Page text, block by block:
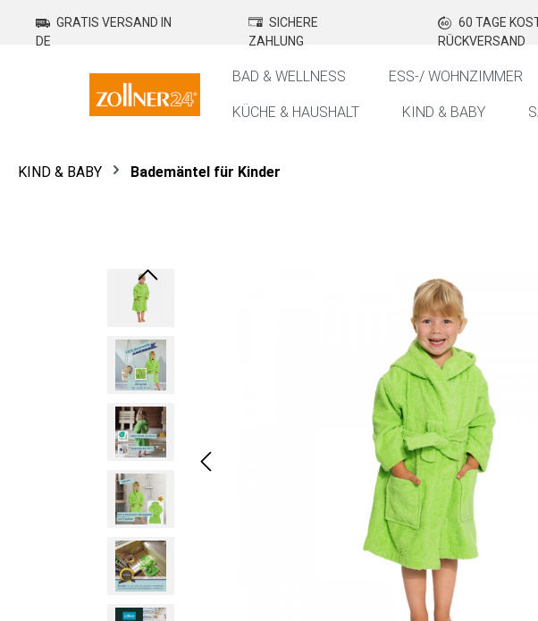
Zur Hauptnavigation springen
GRATIS VERSAND IN
DE
SICHERE
ZAHLUNG
60 TAGE
RÜCKVERSAND
BAD & WELLNESS ESS-/ WOHNZIMMER
KÜCHE & HAUSHALT KIND & BABY
KIND & BABY Bademäntel für Kinder
Bildergalerie überspringen